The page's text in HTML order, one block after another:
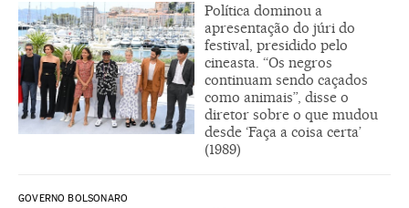
Política dominou a
apresentação do júri do
festival, presidido pelo
cineasta. “Os negros
continuam sendo caçados
como animais”, disse o
diretor sobre o que mudou
desde ‘Faça a coisa certa’
(1989)
GOVERNO BOLSONARO